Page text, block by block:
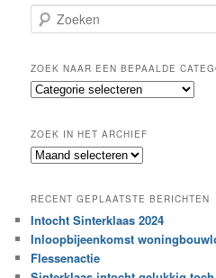
o
k
e
n
ZOEK NAAR EEN BEPAALDE
Z
k
n
e
e
n
ZOEK IN HET ARCHIEF
Z
k
i
n
h
e
RECENT GEPLAATSTE BERICHTEN
Intocht Sinterklaas 2024
Inloopbijeenkomst
Flessenactie